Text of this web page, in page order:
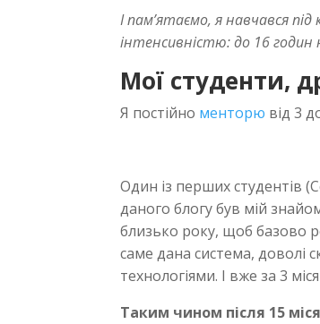
І пам’ятаємо, я навчався
інтенсивністю: до 16 годин
Мої студенти,
Я постійно менторю від 3
Один із перших студентів
даного блогу був мій
близько року, щоб базово
саме дана система, доволі
технологіями. І вже за 3
Таким чином після 15